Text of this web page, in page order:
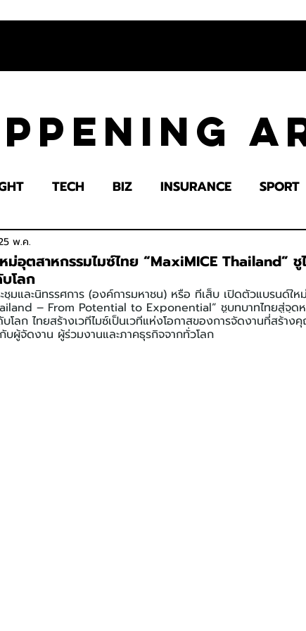
TECH BIZ INSURANCE SPORT
ม่อุตสาหกรรมไมซ์ไทย “MaxiMICE Thailand”
บโลก
พ.ค.
ชุมและนิทรรศการ (องค์การมหาชน) หรือ ทีเส็บ เปิดตัวแบรนด์ใ
– From Potential to Exponential” ชูบทบาทไทยสู่จุด
โลก ไทยสร้างเวทีไมซ์เป็นเวทีแห่งโอกาสของการจัดงานที่สร้า
บผู้จัดงาน ผู้ร่วมงานและภาคธุรกิจจากทั่วโลก